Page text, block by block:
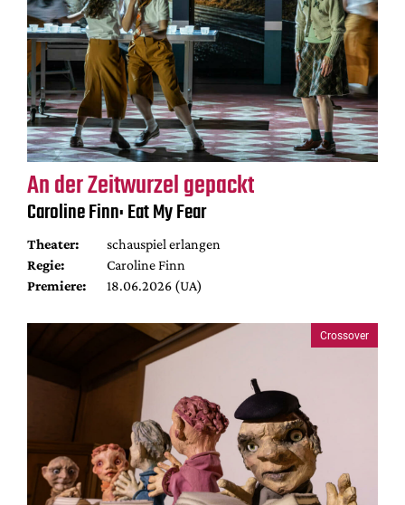
An der Zeitwurzel gepackt
Caroline Finn: Eat My Fear
Theater:
schauspiel erlangen
Regie:
Caroline Finn
Premiere:
18.06.2026 (UA)
Crossover